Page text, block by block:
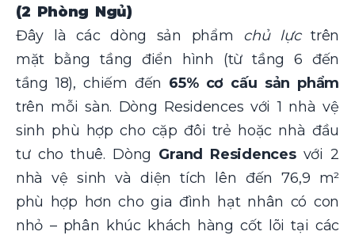
(2 Phòng Ngủ)
Đây là các dòng sản phẩm chủ lựctrên
mặt bằng tầng điển hình (từ tầng 6 đến
tầng 18), chiếm đến 65% cơ cấu sản phẩm
trên mỗi sàn. Dòng Residences với 1 nhà vệ
sinh phù hợp cho cặp đôi trẻ hoặc nhà đầu
tư cho thuê. Dòng Grand Residencesvới 2
nhà vệ sinh và diện tích lên đến 76,9 m²
phù hợp hơn cho gia đình hạt nhân có con
nhỏ – phân khúc khách hàng cốt lõi tại các